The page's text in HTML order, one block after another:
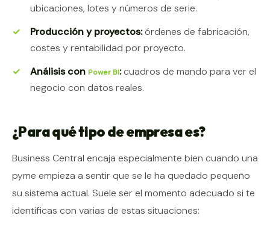
ubicaciones, lotes y números de serie.
Producción y proyectos:órdenes de fabricación,
costes y rentabilidad por proyecto.
Análisis con Power BI:cuadros de mando para ver el
negocio con datos reales.
¿Para qué tipo de empresa es?
Business Central encaja especialmente bien cuando una
pyme empieza a sentir que se le ha quedado pequeño
su sistema actual. Suele ser el momento adecuado si te
identificas con varias de estas situaciones: